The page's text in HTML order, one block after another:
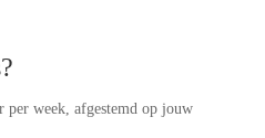
week, afgestemd op jouw